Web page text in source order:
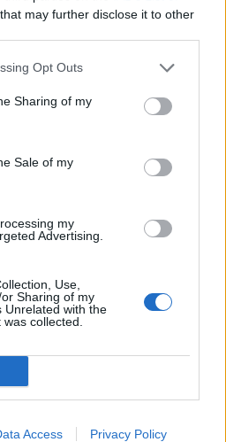
that may further disclose it to other
Opt Outs
Sharing of my
Sale of my
my
Advertising.
Use,
Sharing of my
Unrelated with the
collected.
Access Privacy Policy
– Miért nem hiszünk a
Adéle és az örökölt árnyak
megosztó zsenialitása
ruhái